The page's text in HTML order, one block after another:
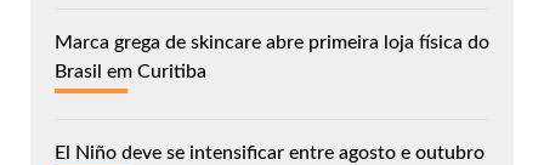
Marca grega de skincare abre primeira loja física do
Brasil em Curitiba
El Niño deve se intensificar entre agosto e outubro